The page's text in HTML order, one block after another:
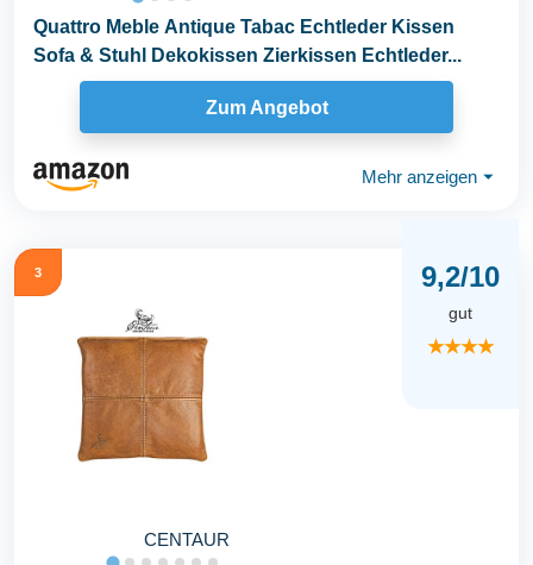
Quattro Meble Antique Tabac Echtleder Kissen
Sofa & Stuhl Dekokissen Zierkissen Echtleder...
Zum Angebot
Mehr anzeigen ⏷
3
CENTAUR
9,2/10
gut
★★★★